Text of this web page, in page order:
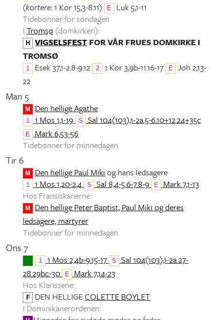
(kortere:1 Kor 15,3-8.11) E
Luk 5,1-11
Tidebønner for søndagen
I Tromsø (domkirken):
H VIGSELSFEST FOR VÅR FRUES DOMKIRKE I
TROMSØ
1 Esek 37,1-2.8-9.12 2 1 Kor 3,9b-11.16-17 E
Joh 2,13-
22
Man 5
M Den hellige Agathe
1 1 Mos 1,1-19 S Sal 104(103),1-2a.5-6.10+12.24+35c
E
Mark 6,53-56
Tidebønner for minnedagen
Tir 6
M Den hellige Paul Miki og hans ledsagere
1 1 Mos 1,20-2,4 S Sal 8,4-5.6-7.8-9 E
Mark 7,1-13
Hos Fransiskanerne:
M
Den hellige Peter Baptist, Paul Miki og deres
ledsagere, martyrer
Tidebønner for minnedagen
Ons 7
1 1 Mos 2,4b-9.15-17 S
Sal 104(103),1-2a.27-
28.29bc-30
E
Mark 7,14-23
Hos Klarissene:
F DEN HELLIGECOLETTE BOYLET
I Dominikanerordenen: